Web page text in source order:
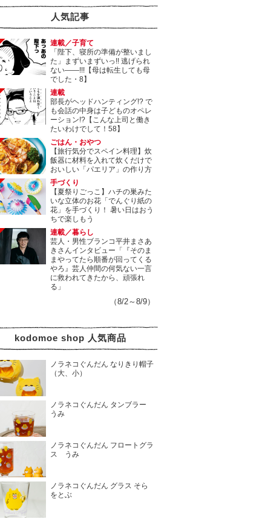
人気記事
連載／子育て
「陛下、寝所の準備が整いまし
た」まずいまずいっ!! 逃げられ
ない――!!!【母は転生しても母
でした・8】
連載
部長がヘッドハンティング!? で
も会話の中身は子どものオペレ
ーション!?【こんな上司と働き
たいわけでして！58】
ごはん・おやつ
【旅行気分でスペイン料理】炊
飯器に材料を入れて炊くだけで
おいしい「パエリア」の作り方
手づくり
【夏祭りごっこ】ハチの巣みた
いな立体のお花「でんぐり紙の
花」を手づくり！ 暑い日はおう
ちで楽しもう
連載／暮らし
芸人・男性ブランコ平井まさあ
きさんインタビュー「『そのま
まやってたら順番が回ってくる
やろ』芸人仲間の何気ない一言
に救われてきたから、頑張れ
る」
（8/2～8/9）
kodomoe shop 人気商品
ノラネコぐんだん なりきり帽子
（大、小）
ノラネコぐんだん タンブラー
うみ
ノラネコぐんだん フロートグラ
ス うみ
ノラネコぐんだん グラス そら
をとぶ